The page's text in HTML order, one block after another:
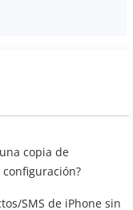
copia de
SMS de iPhone sin